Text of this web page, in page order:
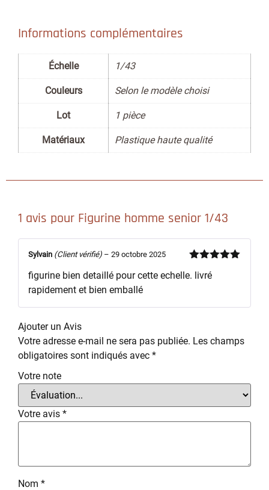
Informations complémentaires
Échelle 1/43
Couleurs Selon le modèle choisi
Lot 1 pièce
Matériaux Plastique haute qualité
1 avis pour Figurine homme senior 1/43
5
Sylvain (Client vérifié) – 29 octobre 2025
figurine bien detaillé pour cette echelle. livré
rapidement et bien emballé
Ajouter un Avis
Votre adresse e-mail ne sera pas publiée. Les champs
obligatoires sont indiqués avec *
Votre note
Votre avis *
Nom *